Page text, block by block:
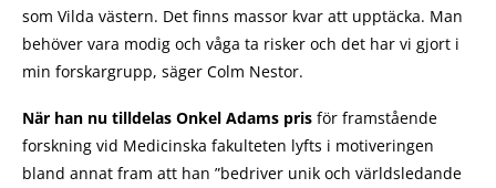
som Vilda västern. Det finns massor kvar att upptäcka. Man
behöver vara modig och våga ta risker och det har vi gjort i
min forskargrupp, säger Colm Nestor.
När han nu tilldelas Onkel Adams pris för framstående
forskning vid Medicinska fakulteten lyfts i motiveringen
bland annat fram att han ”bedriver unik och världsledande